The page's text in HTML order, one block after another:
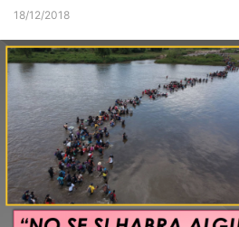
18/12/2018